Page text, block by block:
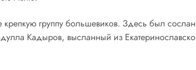
группу большевиков. Здесь был
Кадыров, высланный из